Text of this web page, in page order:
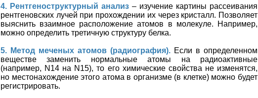
4. Рентгеноструктурный анализ – изучение картины рассеивания
рентгеновских лучей при прохождении их через кристалл. Позволяет
выяснить взаимное расположение атомов в молекуле. Например,
можно определить третичную структуру белка.
5. Метод меченых атомов (радиография). Если в определенном
веществе заменить нормальные атомы на радиоактивные
(например, N14 на N15), то его химические свойства не изменятся,
но местонахождение этого атома в организме (в клетке) можно будет
регистрировать.